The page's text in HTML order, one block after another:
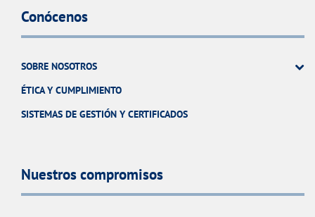
Conócenos
SOBRE NOSOTROS
ÉTICA Y CUMPLIMIENTO
SISTEMAS DE GESTIÓN Y CERTIFICADOS
Nuestros compromisos